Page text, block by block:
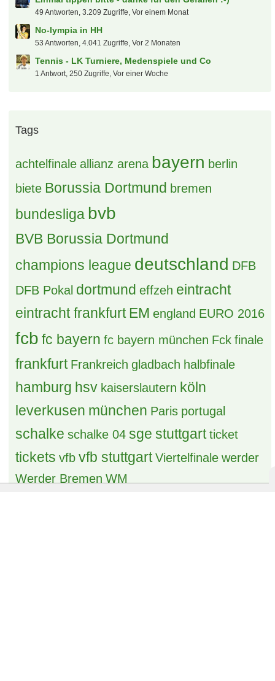
der große tooor.de quizfragenfred. nur hier live und in
farbe für die leute an den monitoren zu hause oder
auch für unterwegs
9.587 Antworten, 841.064 Zugriffe, Vor 5 Jahren
Einmal tippen bitte - danke für den Gefallen :-)
49 Antworten, 3.209 Zugriffe, Vor einem Monat
1 Antwort, 250 Zugriffe, Vor einer Woche
Tags
achtelfinale
Borussia Dortmund
bundesliga bvb
BVB Borussia Dortmund
deutschland
DFB Pokal dortmund
eintracht frankfurt EM
fc bayern
frankfurt gladbach halbfinale
hamburg hsv kaiserslautern
leverkusen
münchen